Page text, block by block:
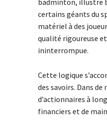
certains géants du
matériel à des
qualité rigoureuse
ininterrompue.
Cette logique
des savoirs. Dans
d’actionnaires à
financiers et de